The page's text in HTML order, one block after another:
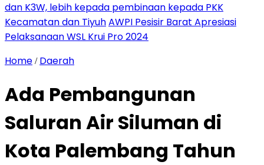
dan K3W, lebih kepada pembinaan kepada PKK
Kecamatan dan TiyuhAWPI Pesisir Barat Apresiasi
Pelaksanaan WSL Krui Pro 2024
Home / Daerah
Ada Pembangunan
Saluran Air Siluman di
Kota Palembang Tahun